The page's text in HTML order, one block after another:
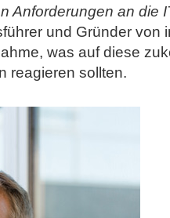
Anforderungen an die
und Gründer von
was auf diese
reagieren sollten.